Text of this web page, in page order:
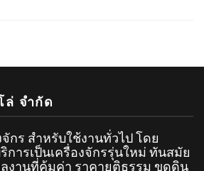
จำกัด
จักร สำหรับใช้งานทั่วไป โดย
การเป็นเครื่องจักรรุ่นใหม่ ทันสมัย
ลงานที่คุ้มค่า ราคายุติธรรม ขุดดิน